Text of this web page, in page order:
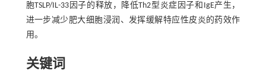
胞TSLP/IL-33因子的释放，降低Th2型炎症因子和IgE产生，
进一步减少肥大细胞浸润、发挥缓解特应性皮炎的药效作
用。
关键词